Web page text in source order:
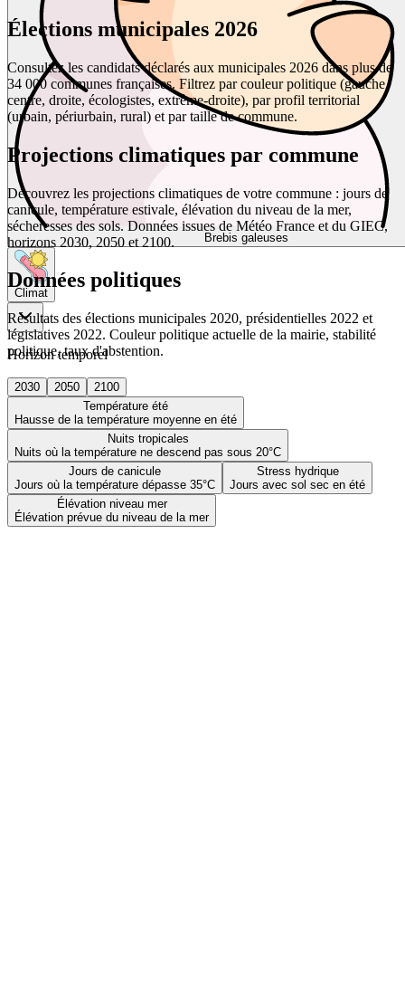
Brebis galeuses
Climat
Horizon temporel
2030 2050
2100
Température été
Hausse de la température moyenne en été
Nuits tropicales
Nuits où la température ne descend pas sous 20°C
Jours de canicule
Jours où la température dépasse 35°C
Stress hydrique
Jours avec sol sec en été
Élévation niveau mer
Élévation prévue du niveau de la mer
Élections municipales 2026
Consultez les candidats déclarés aux municipales 2026 dans plus de
34 000 communes françaises. Filtrez par couleur politique (gauche,
centre, droite, écologistes, extrême-droite), par profil territorial
(urbain, périurbain, rural) et par taille de commune.
Projections climatiques par commune
Découvrez les projections climatiques de votre commune : jours de
canicule, température estivale, élévation du niveau de la mer,
sécheresses des sols. Données issues de Météo France et du GIEC,
horizons 2030, 2050 et 2100.
Données politiques
Résultats des élections municipales 2020, présidentielles 2022 et
législatives 2022. Couleur politique actuelle de la mairie, stabilité
politique, taux d'abstention.